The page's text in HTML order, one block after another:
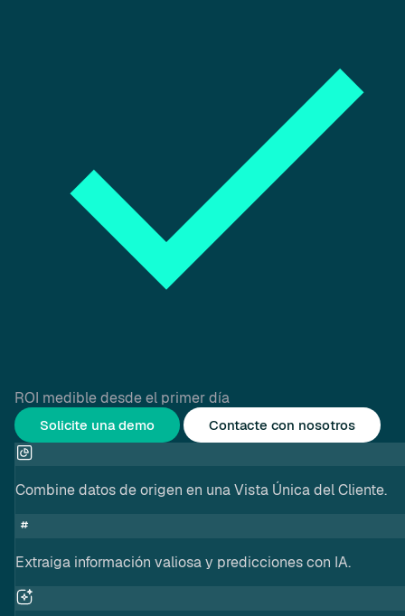
ROI medible desde el primer día
Solicite una demo Contacte con nosotros
Combine datos de origen en una Vista Única del Cliente.
Extraiga información valiosa y predicciones con IA.